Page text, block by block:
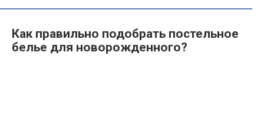
Как правильно подобрать постельное
белье для новорожденного?